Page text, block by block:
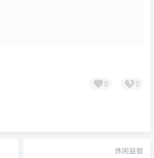
0 0
休闲益智